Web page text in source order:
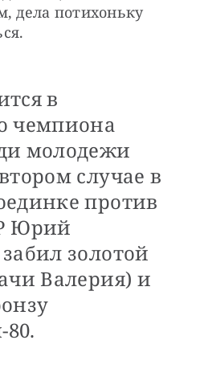
дела потихоньку
в
чемпиона
молодежи
случае в
против
Юрий
золотой
Валерия) и